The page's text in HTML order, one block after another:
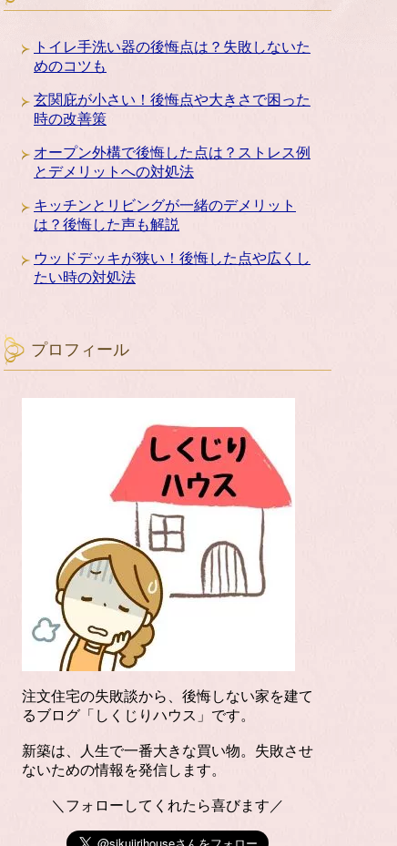
トイレ手洗い器の後悔点は？失敗しないた
めのコツも
玄関庇が小さい！後悔点や大きさで困った
時の改善策
オープン外構で後悔した点は？ストレス例
とデメリットへの対処法
キッチンとリビングが一緒のデメリット
は？後悔した声も解説
ウッドデッキが狭い！後悔した点や広くし
たい時の対処法
プロフィール
注文住宅の失敗談から、後悔しない家を建て
るブログ「しくじりハウス」です。
新築は、人生で一番大きな買い物。失敗させ
ないための情報を発信します。
＼フォローしてくれたら喜びます／